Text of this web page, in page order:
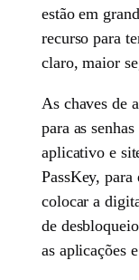
estão em
recurso para
claro, maior
As chaves de
para as
aplicativo e
PassKey,
colocar a
de
as aplicações